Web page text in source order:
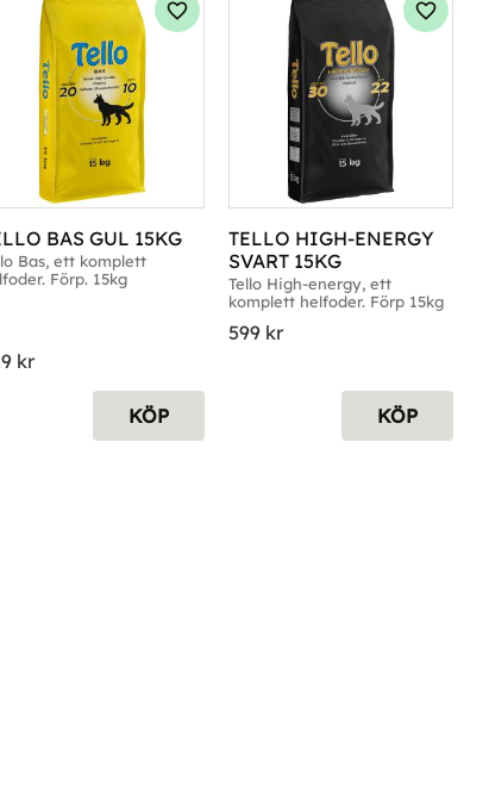
favoriter
BAS GUL 15KG
Bas, ett komplett
Förp. 15kg
kr
Lägg till i favoriter
KÖP
TELLO HIGH-ENERGY
SVART 15KG
Tello High-energy, ett
komplett helfoder. Förp 15kg
599 kr
Lägg
KÖP